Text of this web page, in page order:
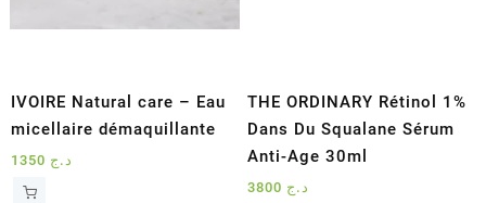
IVOIRE Natural care – Eau
micellaire démaquillante
د.ج
THE ORDINARY Rétinol 1%
Dans Du Squalane Sérum
Anti-Age 30ml
د.ج